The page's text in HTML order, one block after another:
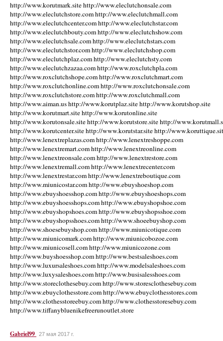
http://www.korutmark.site http://www.eleclutchonsale.com
http://www.eleclutchstore.com http://www.eleclutchmall.com
http://www.eleclutchcenter.com http://www.eleclutchstar.com
http://www.eleclutchbouty.com http://www.eleclutchshow.com
http://www.eleclutchsale.com http://www.eleclutchstars.com
http://www.eleclutchstor.com http://www.eleclutchshop.com
http://www.eleclutchplaz.com http://www.eleclutchsty.com
http://www.eleclutchzazaa.com http://www.roxclutchpla.com
http://www.roxclutchshope.com http://www.roxclutchmart.com
http://www.roxclutchonline.com http://www.roxclutchonsale.com
http://www.roxclutchstore.com http://www.roxclutchmall.com
http://www.aiman.us http://www.korutplaz.site http://www.korutshop.site
http://www.korutmart.site http://www.korutonline.site
http://www.korutonsale.site http://www.korutstore.site http://
http://www.korutcenter.site http://www.korutstar.site http://
http://www.lenextreplazas.com http://www.lenextreshoppe.com
http://www.lenextremart.com http://www.lenextreonline.com
http://www.lenextreonsale.com http://www.lenextrestore.com
http://www.lenextremall.com http://www.lenextrecenter.com
http://www.lenextrestar.com http://www.lenextreboutique.com
http://www.miunicostar.com http://www.ebuyshoeshop.com
http://www.ebuyshoesshop.com http://www.ebuyshoeshops.com
http://www.ebuyshoesshops.com http://www.ebuyshopshoe.com
http://www.ebuyshopshoes.com http://www.ebuyshopsshoe.com
http://www.ebuyshopsshoes.com http://www.shoeebuyshop.com
http://www.shoesebuyshop.com http://www.miunicotique.com
http://www.miunicomark.com http://www.miunicobozoe.com
http://www.miunicosell.com http://www.miunicozone.com
http://www.buyshoesshop.com http://www.bestsaleshoes.com
http://www.luxursaleshoes.com http://www.modelsaleshoes.com
http://www.luxysaleshoes.com http://www.busisalesshoes.com
http://www.storeclothesebuy.com http://www.storesclothesebuy.com
http://www.ebuyclothesstore.com http://www.ebuyclothesstores.com
http://www.clothesstoreebuy.com http://www.clothesstoresebuy.com
http://www.tiffanybluenikefreerunoutlet.store
Gabriel99 27 мая 2017 г.